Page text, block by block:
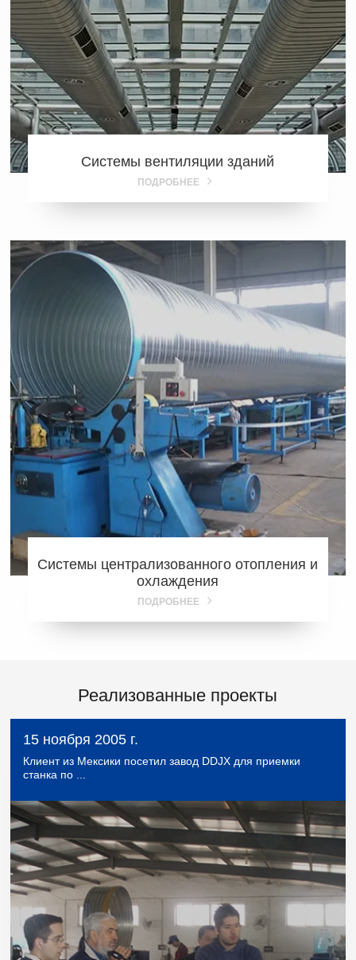
Системы вентиляции зданий
ПОДРОБНЕЕ
Системы централизованного отопления и
охлаждения
ПОДРОБНЕЕ
Реализованные проекты
15 ноября 2005 г.
Клиент из Мексики посетил завод DDJX для приемки
станка по ...